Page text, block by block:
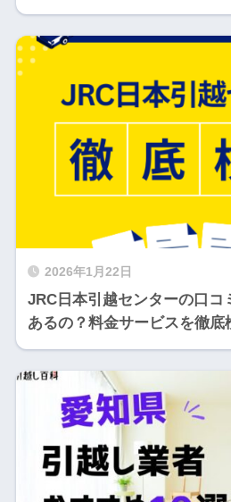
2026年1月22日
JRC日本引越センターの口コ
あるの？料金サービスを徹底